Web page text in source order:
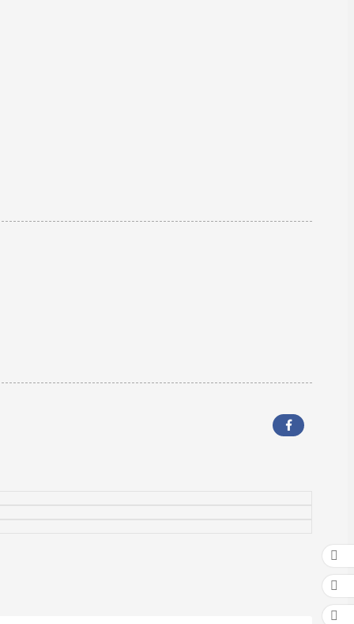


